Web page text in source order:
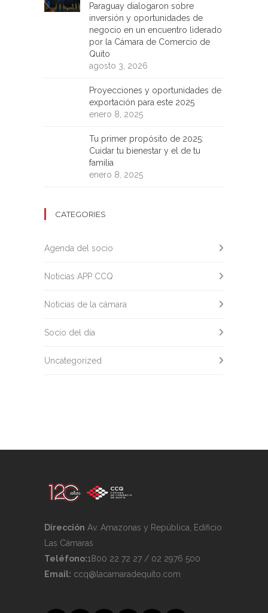
Paraguay dialogaron sobre
inversión y oportunidades de
negocio en un encuentro liderado
por la Cámara de Comercio de
Quito
agosto 3, 2026
Proyecciones y oportunidades de
exportación para este 2025
enero 8, 2025
Tu primer propósito de 2025:
Cuidar tu bienestar y el de tu
familia
enero 8, 2025
CATEGORIES
Agenda del socio
Noticias APP CCQ
Noticias de la cámara
Socio del día
Uncategorized
Dirección Av. Amazonas y República, Edificio
Las Cámaras
Teléfono:1800 22 72 27 / 02 2976 500
Email: ccq@lacamaradequito.com